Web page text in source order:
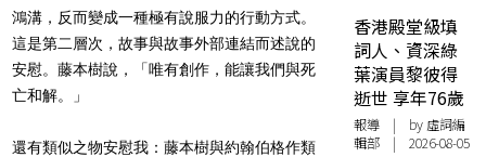
鴻溝，反而變成一種極有說服力的行動方式。
這是第二層次，故事與故事外部連結而述說的
安慰。藤本樹說，「唯有創作，能讓我們與死
亡和解。」
還有類似之物安慰我：藤本樹與約翰伯格作類
香港殿堂級填
詞人、資深綠
葉演員黎彼得
逝世 享年76歲
報導 | by 虛詞編
輯部 | 2026-08-05